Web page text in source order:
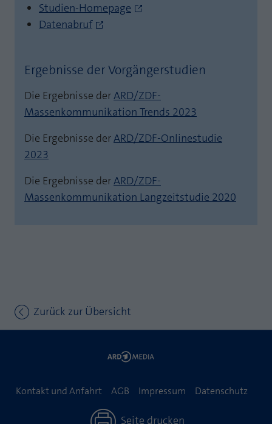
Studien-Homepage
Datenabruf
Ergebnisse der Vorgängerstudien
Die Ergebnisse derARD/ZDF-
Massenkommunikation Trends 2023
Die Ergebnisse derARD/ZDF-Onlinestudie
2023
Die Ergebnisse derARD/ZDF-
Massenkommunikation Langzeitstudie 2020
Zurück zur Übersicht
Kontakt und Anfahrt AGB Impressum Datenschutz
Seite drucken